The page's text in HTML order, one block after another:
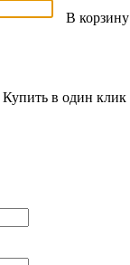
В корзину
Купить в один клик